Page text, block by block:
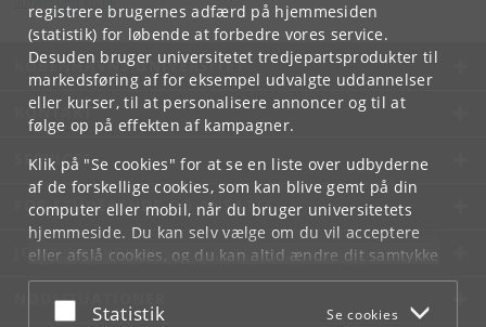
registrere brugernes adfærd på hjemmesiden
(statistik) for løbende at forbedre vores service.
Desuden bruger universitetet tredjepartsprodukter til
markedsføring af for eksempel udvalgte uddannelser
eller kurser, til at personalisere annoncer og til at
følge op på effekten af kampagner.
Klik på "Se cookies" for at se en liste over udbyderne
af de forskellige cookies, som kan blive gemt på din
computer eller mobil, når du bruger universitetets
hjemmeside. Du kan selv vælge om du vil acceptere
eller afslå cookies, og du kan altid ændre dit samtykke
underCookie- og privatlivspolitiksom du finder i
bunden af hver side.
Acceptér eller afslå
Statistik Se cookies
KØBENHAVNS UNIVERSITET
KONTAKT
SERVICES
FOR STUDERENDE OG ANSATTE
JOB OG KARRIERE
NØDSITUATIONER